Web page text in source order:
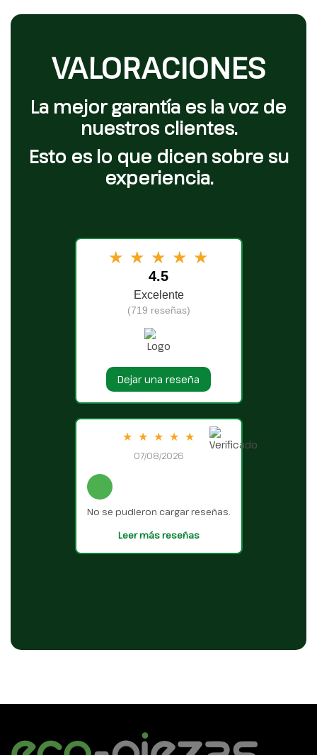
VALORACIONES
La mejor garantía es la voz de
nuestros clientes.
Esto es lo que dicen sobre su
experiencia.
★ ★ ★ ★ ★
4.5
Excelente
(719 reseñas)
Dejar una reseña
★ ★ ★ ★ ★
07/08/2026
No se pudieron cargar reseñas.
Leer más reseñas